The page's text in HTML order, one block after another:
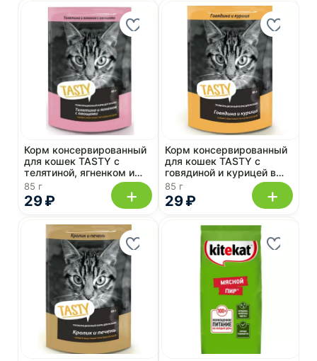
29 ₽
Корм консервированный
для кошек TASTY с
телятиной, ягненком и
овощами в желе 85 г, пауч
85 г + 29 ₽
Корм консервированный
для кошек TASTY с
говядиной и курицей в
желе 85 г, пауч
85 г +